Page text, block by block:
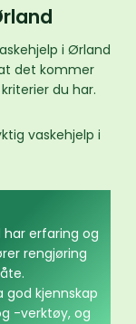
i Ørland
det kommer
du har.
vaskehjelp i
erfaring og
rengjøring
god kjennskap
-verktøy, og